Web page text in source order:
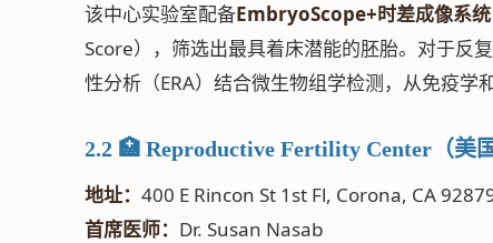
该中心实验室配备EmbryoScope+时差成像系统
Score），筛选出最具着床潜能的胚胎。对于反
性分析（ERA）结合微生物组学检测，从免疫学
2.2 🏥 Reproductive Fertility Center（美
地址： 400 E Rincon St 1st Fl, Corona, CA
首席医师： Dr. Susan Nasab